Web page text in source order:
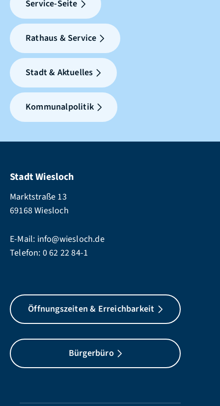
Service-Seite
Rathaus & Service
Stadt & Aktuelles
Kommunalpolitik
Stadt Wiesloch
Marktstraße 13
69168 Wiesloch
E-Mail: info@wiesloch.de
Telefon: 0 62 22 84-1
Öffnungszeiten & Erreichbarkeit
Bürgerbüro